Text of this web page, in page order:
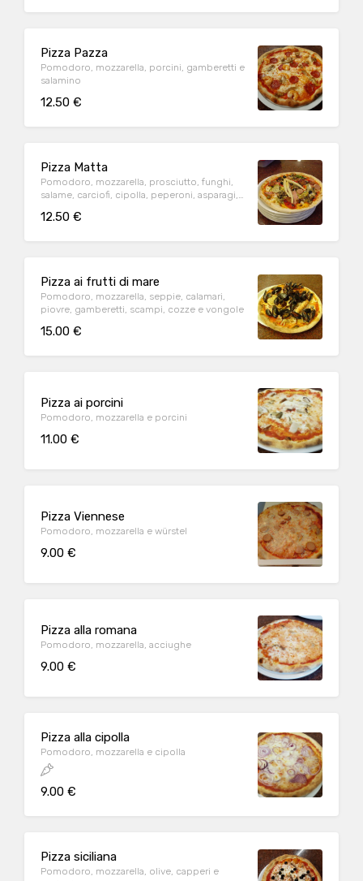
Pizza Pazza
Pomodoro, mozzarella, porcini, gamberetti e
salamino
12.50 €
Pizza Matta
Pomodoro, mozzarella, prosciutto, funghi,
salame, carciofi, cipolla, peperoni, asparagi,
12.50 €
Pizza ai frutti di mare
Pomodoro, mozzarella, seppie, calamari,
piovre, gamberetti, scampi, cozze e vongole
15.00 €
Pizza ai porcini
Pomodoro, mozzarella e porcini
11.00 €
Pizza Viennese
Pomodoro, mozzarella e würstel
9.00 €
Pizza alla romana
Pomodoro, mozzarella, acciughe
9.00 €
Pizza alla cipolla
Pomodoro, mozzarella e cipolla
9.00 €
Pizza siciliana
Pomodoro, mozzarella, olive, capperi e